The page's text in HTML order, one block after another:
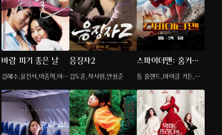
바람 피기 좋은 날
김혜수,윤진서,이종혁,이민
응징자2
김도훈,차시원,안용준
스파이더맨: 홈커밍
(2017)
톰 홀랜드,마이클 키튼,로